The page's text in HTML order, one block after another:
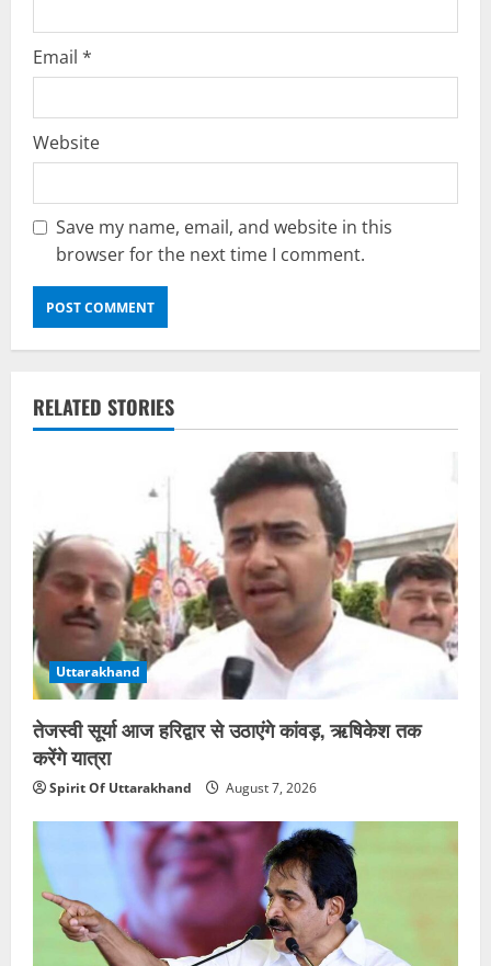
Email *
Website
Save my name, email, and website in this
browser for the next time I comment.
RELATED STORIES
Uttarakhand
तेजस्वी सूर्या आज हरिद्वार से उठाएंगे कांवड़, ऋषिकेश तक
करेंगे यात्रा
Spirit Of Uttarakhand August 7, 2026